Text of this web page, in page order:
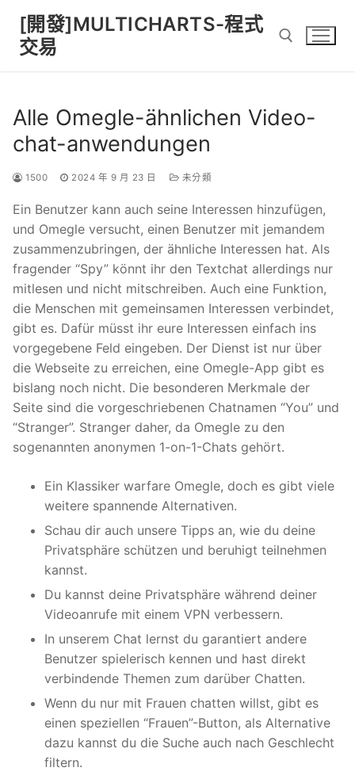
content
[開發]MULTICHARTS-程式
交易
Alle Omegle-ähnlichen Video-
chat-anwendungen
1500 2024 年 9 月 23 日 未分類
Ein Benutzer kann auch seine Interessen hinzufügen,
und Omegle versucht, einen Benutzer mit jemandem
zusammenzubringen, der ähnliche Interessen hat. Als
fragender “Spy” könnt ihr den Textchat allerdings nur
mitlesen und nicht mitschreiben. Auch eine Funktion,
die Menschen mit gemeinsamen Interessen verbindet,
gibt es. Dafür müsst ihr eure Interessen einfach ins
vorgegebene Feld eingeben. Der Dienst ist nur über
die Webseite zu erreichen, eine Omegle-App gibt es
bislang noch nicht. Die besonderen Merkmale der
Seite sind die vorgeschriebenen Chatnamen “You” und
“Stranger”. Stranger daher, da Omegle zu den
sogenannten anonymen 1-on-1-Chats gehört.
Ein Klassiker warfare Omegle, doch es gibt viele
weitere spannende Alternativen.
Schau dir auch unsere Tipps an, wie du deine
Privatsphäre schützen und beruhigt teilnehmen
kannst.
Du kannst deine Privatsphäre während deiner
Videoanrufe mit einem VPN verbessern.
In unserem Chat lernst du garantiert andere
Benutzer spielerisch kennen und hast direkt
verbindende Themen zum darüber Chatten.
Wenn du nur mit Frauen chatten willst, gibt es
einen speziellen “Frauen”-Button, als Alternative
dazu kannst du die Suche auch nach Geschlecht
filtern.